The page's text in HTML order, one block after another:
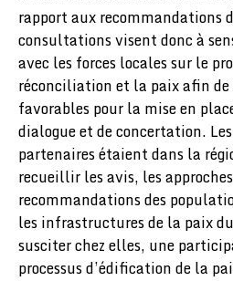
rapport aux recommandations
consultations visent donc à
avec les forces locales sur le
réconciliation et la paix afin de
favorables pour la mise en
dialogue et de concertation.
partenaires étaient dans la
recueillir les avis, les
recommandations des
les infrastructures de la paix
susciter chez elles, une
processus d’édification de la